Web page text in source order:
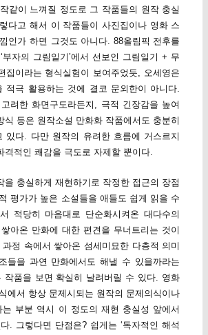
같이 느껴질 정도로 그 작품들의 원작 충실
다고 해서 이 작품들이 사진집이나 영화 스
인가 하면 그것도 아니다. 88올림픽 전후를
부자의 그림일기’에서 선보인 그림일기 + 무
집이라는 형식실험이 보여주었듯, 오세영은
적극 활용하는 것에 결코 문외한이 아니다.
려한 화면구도라든지, 극적 긴장감을 높여
식 등은 원작소설 만화화 작품에서도 충분히
있다. 다만 원작의 유려한 흐름에 거스르지
격적인 쾌감을 극도로 자제할 뿐이다.
을 충실하게 재현하기로 작정한 접근의 장점
평가가 높은 소설들을 애들도 쉽게 읽을 수
적당히 마음대로 단순화시켜온 대다수의
쌓아온 만화에 대한 편견을 무너트리는 것이
정 속에서 쌓아온 섬세미묘한 다층적 의미
들을 과연 만화에서도 해낼 수 있을까라는
작품을 보면 확실히 날려버릴 수 있다. 영화
에서 항상 문제시되는 원작의 문제의식이나
는 부분 역시 이 정도의 재현 충실성 앞에서
. 그렇다면 단점은? 쉽게는 ‘독자적인 해석